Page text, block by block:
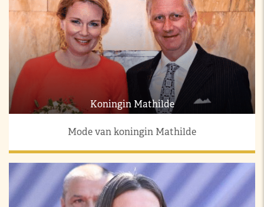
Koningin Mathilde
Mode van koningin Mathilde